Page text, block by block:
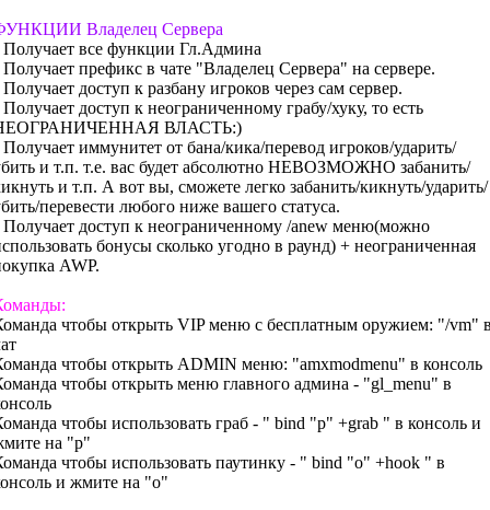
Владелец Сервера
Получает все функции Гл.Админа
Получает префикс в чате "Владелец Сервера" на сервере.
Получает доступ к разбану игроков через сам сервер.
Получает доступ к неограниченному грабу/хуку, то есть
ВЛАСТЬ:)
Получает иммунитет от бана/кика/перевод игроков/ударить/
и т.п. т.е. вас будет абсолютно НЕВОЗМОЖНО забанить/
и т.п. А вот вы, сможете легко забанить/кикнуть/ударить/
перевести любого ниже вашего статуса.
Получает доступ к неограниченному /anew меню(можно
бонусы сколько угодно в раунд) + неограниченная
AWP.
чтобы открыть VIP меню с бесплатным оружием: "/vm"
чтобы открыть ADMIN меню: "amxmodmenu" в консоль
чтобы открыть меню главного админа - "gl_menu" в
чтобы использовать граб - " bind "p" +grab " в консоль и
на "p"
чтобы использовать паутинку - " bind "o" +hook " в
и жмите на "o"